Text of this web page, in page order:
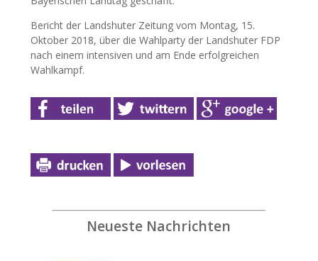
Bericht der Landshuter Zeitung vom Montag, 15.
Oktober 2018, über die Wahlparty der Landshuter FDP
nach einem intensiven und am Ende erfolgreichen
Wahlkampf.
Neueste Nachrichten